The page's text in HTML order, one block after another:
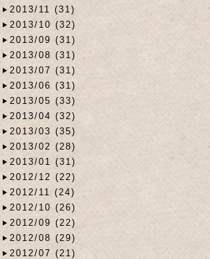
2013/11 (31)
2013/10 (32)
2013/09 (31)
2013/08 (31)
2013/07 (31)
2013/06 (31)
2013/05 (33)
2013/04 (32)
2013/03 (35)
2013/02 (28)
2013/01 (31)
2012/12 (22)
2012/11 (24)
2012/10 (26)
2012/09 (22)
2012/08 (29)
2012/07 (21)